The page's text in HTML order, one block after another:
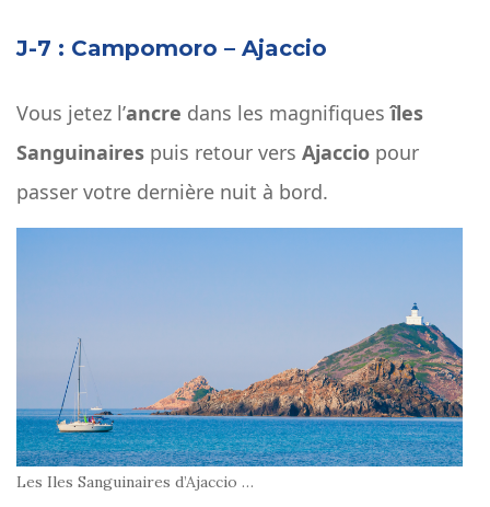
J-7 : Campomoro – Ajaccio
Vous jetez l’ancre dans les magnifiquesîles
Sanguinaires puis retour vers Ajaccio pour
passer votre dernière nuit à bord.
Les Iles Sanguinaires d’Ajaccio …